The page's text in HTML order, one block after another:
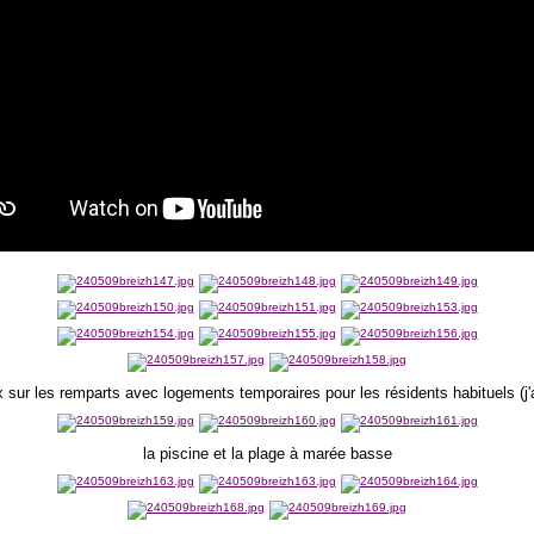
sur les remparts avec logements temporaires pour les résidents habituels
la piscine et la plage à marée basse